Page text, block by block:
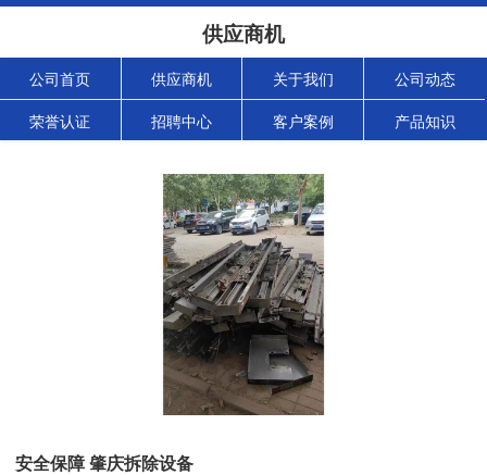
供应商机
公司首页 供应商机 关于我们 公司动态
荣誉认证 招聘中心 客户案例 产品知识
安全保障 肇庆拆除设备